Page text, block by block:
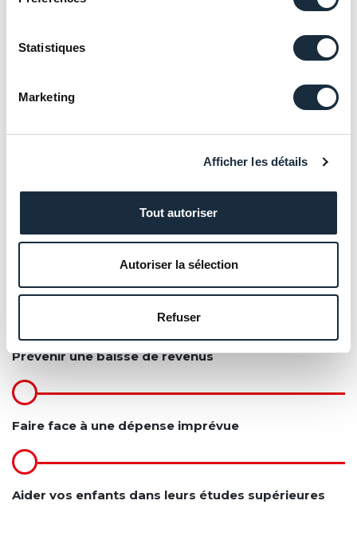
Statistiques
Marketing
Afficher les détails
Tout autoriser
Autoriser la sélection
Refuser
Augmenter votre pouvoir d’achat
Prévenir une baisse de revenus
Faire face à une dépense imprévue
Aider vos enfants dans leurs études supérieures